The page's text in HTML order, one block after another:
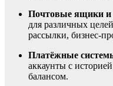
Почтовые ящики и
для различных
рассылки, бизнес-
Платёжные
аккаунты с
балансом.